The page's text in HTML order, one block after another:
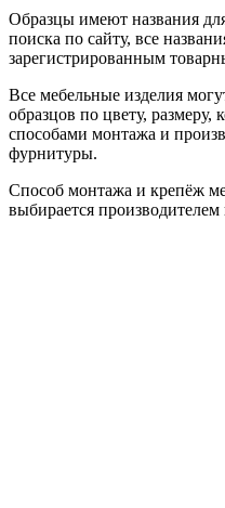
Образцы имеют названия
поиска по сайту, все
зарегистрированным
Все мебельные изделия
образцов по цвету,
способами монтажа и
фурнитуры.
Способ монтажа и крепёж
выбирается